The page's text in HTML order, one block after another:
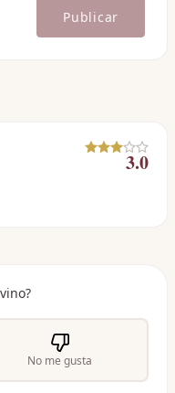
Publicar
3.0
No me gusta